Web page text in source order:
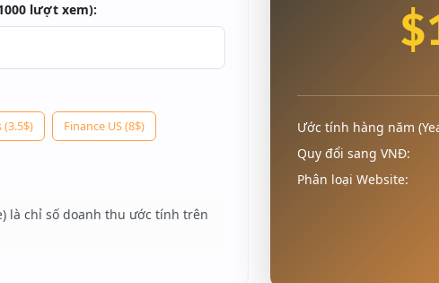
lượt xem):
(3.5$) Finance US (8$)
là chỉ số doanh thu ước tính trên
Ước tính hàng năm
Quy đổi sang VNĐ:
Phân loại Website: